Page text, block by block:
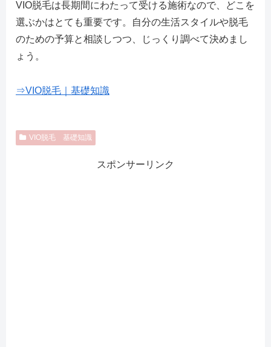
VIO脱毛は長期間にわたって受ける施術なので、どこを
選ぶかはとても重要です。自分の生活スタイルや脱毛
のための予算と相談しつつ、じっくり調べて決めまし
ょう。
⇒VIO脱毛｜基礎知識
VIO脱毛 基礎知識
スポンサーリンク